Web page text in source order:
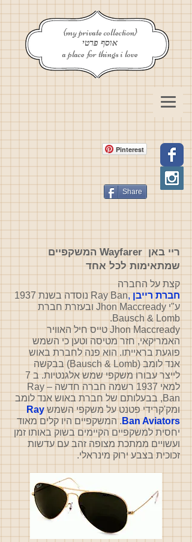
{my private collection}
אוסף פרטי
a place for things i love
Pinterest
Share
ריי באן Wayfarer המשקפיים
שמתאימות לכל אחד
קצת על החברה
חברת רייבן,
Ray Ban נוסדה בשנת 1937
ע"י Jhon Maccready ובעזרת חברת
Bausch & Lomb.
Jhon Maccready טייס חיל האוויר
האמריקאי, חזר מטיסה וטען כי השמש
פוגעת בראייתו. הוא פנה לחברת באוש
אנד לומב (Bausch & Lomb) בבקשה
לייצר עבורו משקפי שמש אלגנטיות. ב 7
למאי 1937 רשמה חברה חדשה – Ray
Ban, בבעלותם של חברת באוש אנד לומב
ומק'קרידי פטנט על משקפי השמש Ray
Ban Aviators. המשקפיים היו קלים מאוד
יחסית למשקפיים הקיימים בשוק באותו זמן
ועשויים ממתכת מצופה זהב עם עדשות
זכוכית בצבע ירוק מינראלי.